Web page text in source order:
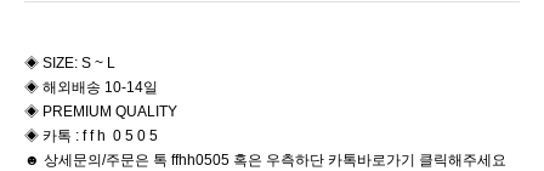
◈ SIZE: S ~ L
◈ 해외배송 10-14일
◈ PREMIUM QUALITY
◈ 카톡 : f f h 0 5 0 5
☻ 상세문의/주문은 톡 ffhh0505 혹은 우측하단 카톡바로가기 클릭해주세요